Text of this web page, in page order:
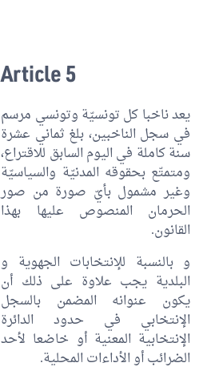
Article 5
يعد ناخبا كل تونسيّة وتونسي مرسم
في سجل الناخبين، بلغ ثماني عشرة
سنة كاملة في اليوم السابق للاقتراع،
ومتمتّع بحقوقه المدنيّة والسياسيّة
وغير مشمول بأيّ صورة من صور
الحرمان المنصوص عليها بهذا
القانون.
و بالنسبة للإنتخابات الجهوية و
البلدية يجب علاوة على ذلك أن
يكون عنوانه المضمن بالسجل
الإنتخابي في حدود الدائرة
الإنتخابية المعنية أو خاضعا لأحد
الضرائب أو الأداءات المحلية.